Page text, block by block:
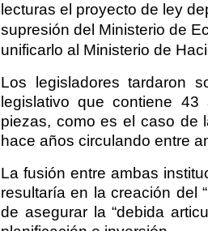
lecturas el proyecto de ley
supresión del Ministerio de
unificarlo al Ministerio de
Los legisladores tardaron
legislativo que contiene
piezas, como es el caso de
hace años circulando entre
La fusión entre ambas
resultaría en la creación del
de asegurar la “debida